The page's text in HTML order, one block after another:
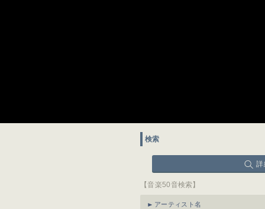
検索
詳
【音楽50音検索】
アーティスト名